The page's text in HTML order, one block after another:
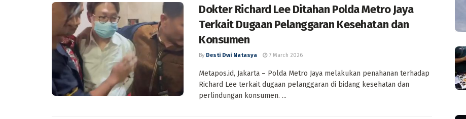
Dokter Richard Lee Ditahan Polda Metro Jaya
Terkait Dugaan Pelanggaran Kesehatan dan
Konsumen
By Desti Dwi Natasya 7 March 2026
Metapos.id, Jakarta – Polda Metro Jaya melakukan penahanan terhadap
Richard Lee terkait dugaan pelanggaran di bidang kesehatan dan
perlindungan konsumen. ...